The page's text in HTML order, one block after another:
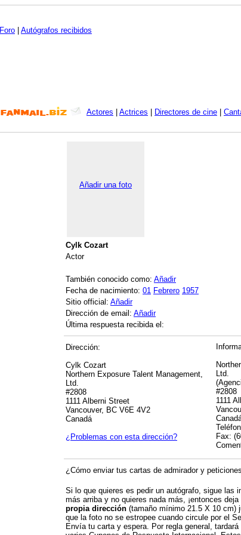
Foro Autógrafos recibidos
Actores Actrices Directores de cine
Añadir una foto
Cylk Cozart
Actor
También conocido como: Añadir
Fecha de nacimiento: 01 Febrero 1957
Sitio official: Añadir
Dirección de email: Añadir
Última respuesta recibida el:
Dirección:
Cylk Cozart
Northern Exposure Talent Management,
Ltd.
#2808
1111 Alberni Street
Vancouver, BC V6E 4V2
Canadá
¿Problemas con esta dirección?
Ltd.
#2808
1111
Fax:
¿Cómo enviar tus cartas de admirador y
Si lo que quieres es pedir un autógrafo, sigue las
más arriba y no quieres nada más, ¡entonces
propia dirección (tamaño mínimo 21.5 X 10 cm)
que la foto no se estropee cuando circule por el
Envía tu carta y espera. Por regla general,